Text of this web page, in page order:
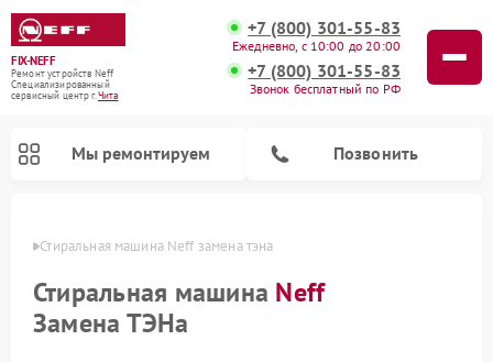
FIX-NEFF
Ремонт устройств Neff
Специализированный
cервисный центр г.Чита
+7 (800) 301-55-83
Ежедневно, с 10:00 до 20:00
+7 (800) 301-55-83
Звонок бесплатный по РФ
Мы ремонтируем Позвонить
Стиральная машина Neff замена тэна
Стиральная машина Neff
Замена ТЭНа